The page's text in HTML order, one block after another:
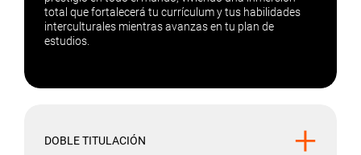
total que fortalecerá tu currículum y tus habilidades
interculturales mientras avanzas en tu plan de
estudios.
DOBLE TITULACIÓN +